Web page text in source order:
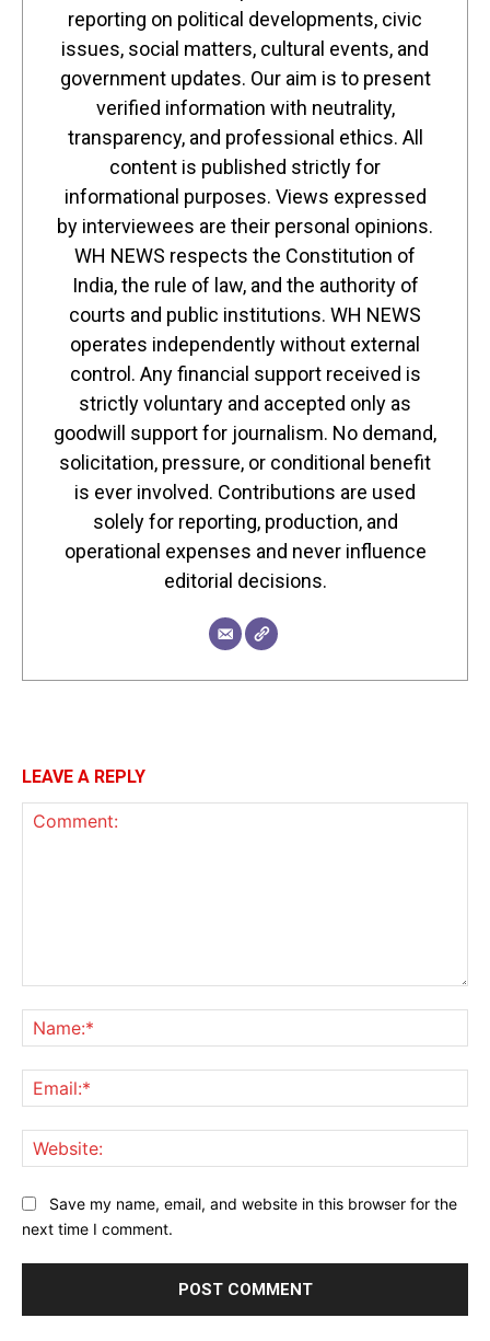
reporting on political developments, civic
issues, social matters, cultural events, and
government updates. Our aim is to present
verified information with neutrality,
transparency, and professional ethics. All
content is published strictly for
informational purposes. Views expressed
by interviewees are their personal opinions.
WH NEWS respects the Constitution of
India, the rule of law, and the authority of
courts and public institutions. WH NEWS
operates independently without external
control. Any financial support received is
strictly voluntary and accepted only as
goodwill support for journalism. No demand,
solicitation, pressure, or conditional benefit
is ever involved. Contributions are used
solely for reporting, production, and
operational expenses and never influence
editorial decisions.
LEAVE A REPLY
Save my name, email, and website in this browser for the
next time I comment.